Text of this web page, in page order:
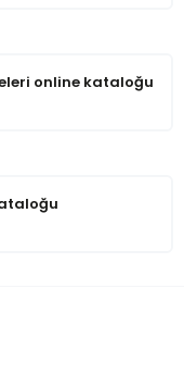
online kataloğu